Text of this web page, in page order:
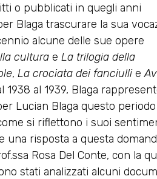
o pubblicati in quegli anni
Blaga trascurare la sua
alcune delle sue opere
cultura e La trilogia della
, La crociata dei fanciullie
al 1939, Blaga
Lucian Blaga questo
si riflettono i suoi
una risposta a questa
Rosa Del Conte, con la
stati analizzati alcuni